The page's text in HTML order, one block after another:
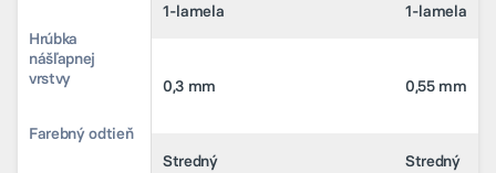
1-lamela 1-lamela
Hrúbka
nášľapnej
0,3 mm 0,55 mm
Stredný Stredný
Hrúbka
nášľapnej
vrstvy
Farebný odtieň